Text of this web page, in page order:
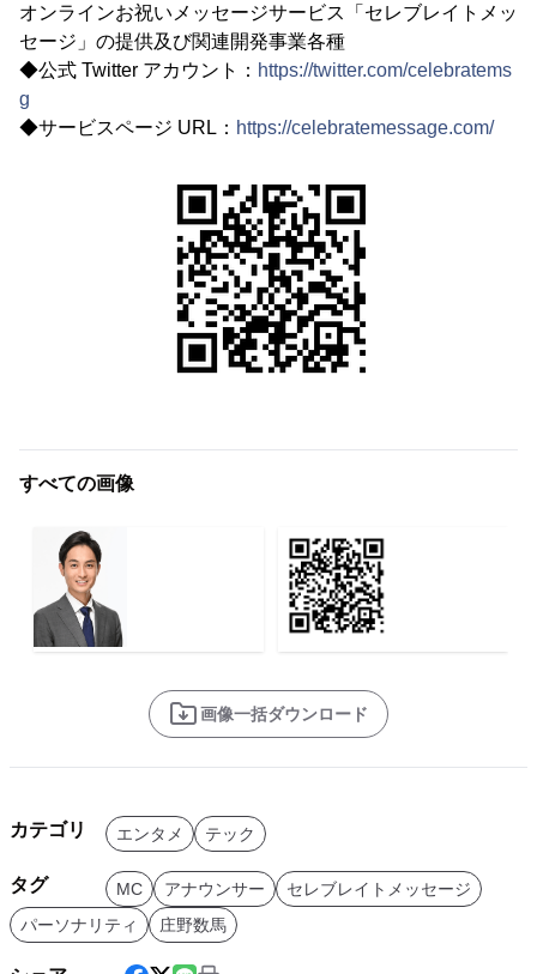
オンラインお祝いメッセージサービス「セレブレイトメッ
セージ」の提供及び関連開発事業各種
◆公式 Twitter アカウント： https://twitter.com/celebratems
g
◆サービスページ URL： https://celebratemessage.com/
すべての画像
画像一括ダウンロード
カテゴリ エンタメ テック
タグ MC アナウンサー
セレブレイトメッセージ
パーソナリティ
庄野数馬